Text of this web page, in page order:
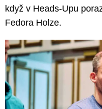
když v Heads-Upu
Fedora Holze.